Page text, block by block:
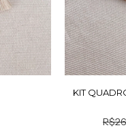
KIT